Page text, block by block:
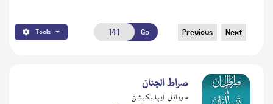
Tools Go Previous Next
صراط الجنان
موبائل ایپلیکیشن